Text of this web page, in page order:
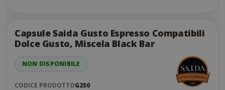
the
end
the
images
gallery
Capsule Saida Gusto Espresso Compatibili
Dolce Gusto, Miscela Black Bar
NON DISPONIBILE
CODICE PRODOTTOG250